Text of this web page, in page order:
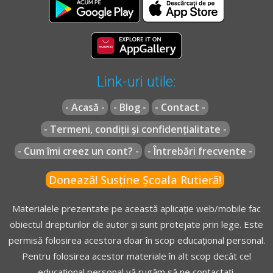
Link-uri utile:
- Acasă - - Blog -
- Contact -
- Termeni, condiții și confidențialitate -
- Cum îmi creez un cont? -
- Întrebări frecvente -
Donează! Susține Școala Rutieră!
Materialele prezentate pe această aplicație web/mobile fac
obiectul drepturilor de autor și sunt protejate prin lege. Este
permisă folosirea acestora doar în scop educațional personal.
Pentru folosirea acestor materiale în alt scop decât cel